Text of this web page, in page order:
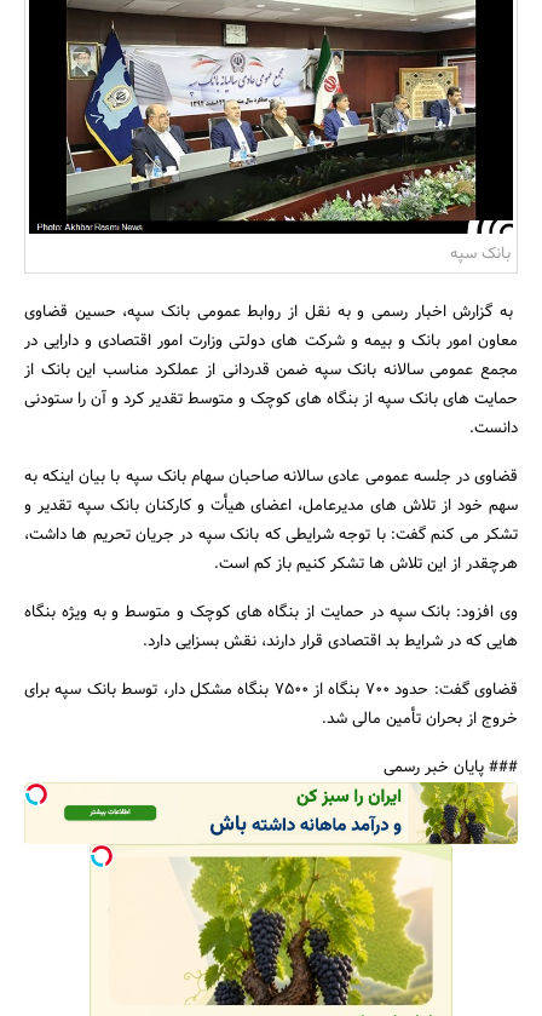
بانک، بیمه و سرمایه
مسکن و ساختمان
جستجو
بانک سپه
به گزارش اخبار رسمی و به نقل از روابط عمومی بانک سپه، حسین قضاوی
معاون امور بانک و بیمه و شرکت های دولتی وزارت امور اقتصادی و دارایی در
مجمع عمومی سالانه بانک سپه ضمن قدردانی از عملکرد مناسب این بانک از
حمایت های بانک سپه از بنگاه های کوچک و متوسط تقدیر کرد و آن را ستودنی
دانست.
قضاوی در جلسه عمومی عادی سالانه صاحبان سهام بانک سپه با بیان اینکه به
سهم خود از تلاش های مدیرعامل، اعضای هیأت و کارکنان بانک سپه تقدیر و
تشکر می کنم گفت: با توجه شرایطی که بانک سپه در جریان تحریم ها داشت،
هرچقدر از این تلاش ها تشکر کنیم باز کم است.
وی افزود: بانک سپه در حمایت از بنگاه های کوچک و متوسط و به ویژه بنگاه
هایی که در شرایط بد اقتصادی قرار دارند، نقش بسزایی دارد.
قضاوی گفت: حدود 700 بنگاه از 7500 بنگاه مشکل دار، توسط بانک سپه برای
خروج از بحران تأمین مالی شد.
### پایان خبر رسمی